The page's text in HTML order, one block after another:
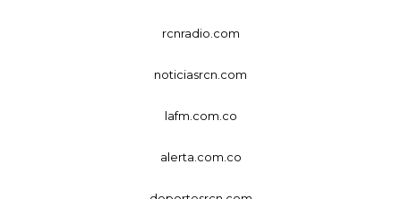
rcnradio.com
noticiasrcn.com
lafm.com.co
alerta.com.co